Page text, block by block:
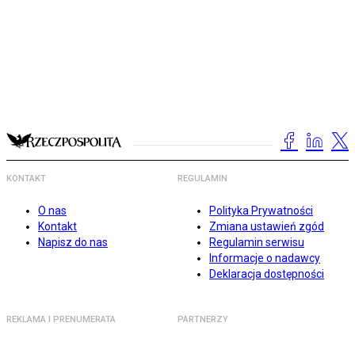
KONTAKT
O nas
Kontakt
Napisz do nas
REGULAMIN
Polityka Prywatności
Zmiana ustawień zgód
Regulamin serwisu
Informacje o nadawcy
Deklaracja dostępności
REKLAMA I PRENUMERATA PARTNERZY